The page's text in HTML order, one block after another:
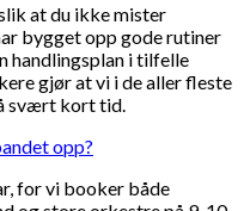
at du ikke mister
bygget opp gode rutiner
handlingsplan i tilfelle
gjør at vi i de aller fleste
svært kort tid.
opp?
for vi booker både